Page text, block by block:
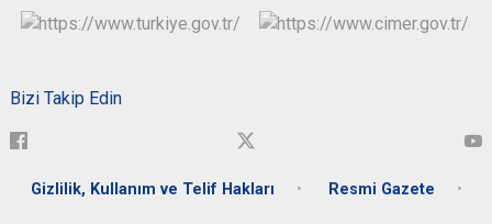
Bizi Takip Edin
Gizlilik, Kullanım ve Telif Hakları Resmi Gazete